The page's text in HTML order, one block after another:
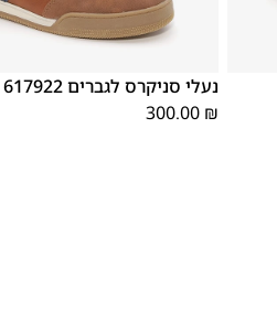
נעלי סניקרס לגברים 617922 חום
300.00 ₪